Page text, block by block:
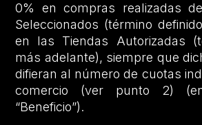
0% en compras realizadas
Seleccionados (término
en las Tiendas Autorizadas
más adelante), siempre que
difieran al número de cuotas
comercio (ver punto 2)
“Beneficio”).